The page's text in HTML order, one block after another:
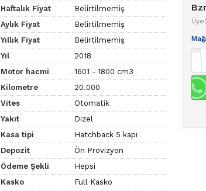
Haftalık Fiyat
Belirtilmemiş
Aylık Fiyat
Belirtilmemiş
Yıllık Fiyat
Belirtilmemiş
Yıl
2018
Motor hacmi
1601 - 1800 cm3
Kilometre
20.000
Vites
Otomatik
Yakıt
Dizel
Kasa tipi
Hatchback 5 kapı
Depozit
Ön Provizyon
Ödeme Şekli
Hepsi
Kasko
Full Kasko